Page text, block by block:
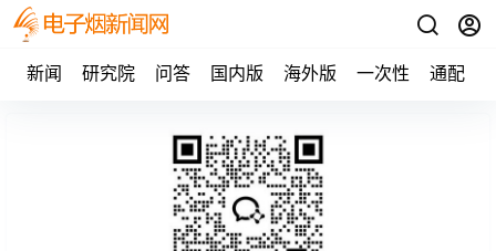
新闻 研究院 问答 国内版 海外版 一次性 通配